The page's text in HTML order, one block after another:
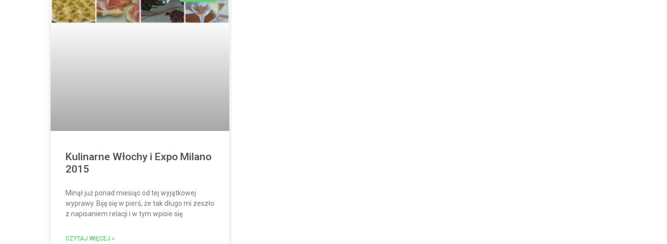
Kulinarne Włochy i Expo Milano
2015
Minął już ponad miesiąc od tej wyjątkowej
wyprawy. Biję się w pierś, że tak długo mi zeszło
z napisaniem relacji i w tym wpisie się
CZYTAJ WIĘCEJ »